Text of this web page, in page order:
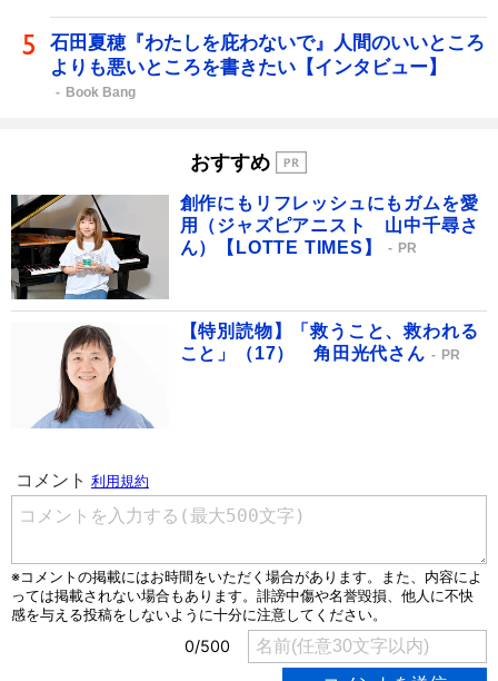
石田夏穂『わたしを庇わないで』人間のいいところ
よりも悪いところを書きたい【インタビュー】
Book Bang
おすすめ
創作にもリフレッシュにもガムを愛
用（ジャズピアニスト 山中千尋さ
ん）【LOTTE TIMES】
PR
【特別読物】「救うこと、救われる
こと」（17） 角田光代さん
PR